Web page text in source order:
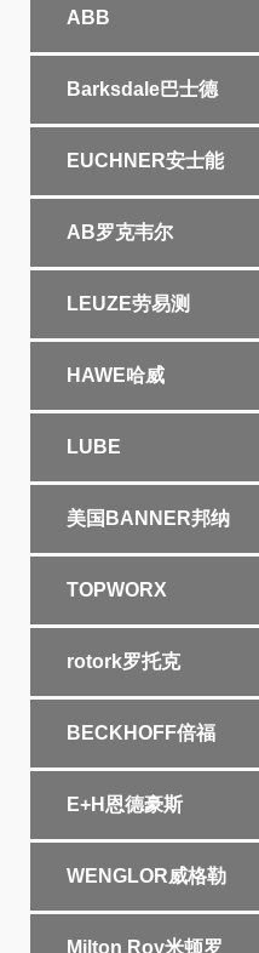
ABB
Barksdale巴士德
EUCHNER安士能
AB罗克韦尔
LEUZE劳易测
HAWE哈威
LUBE
美国BANNER邦纳
TOPWORX
rotork罗托克
BECKHOFF倍福
E+H恩德豪斯
WENGLOR威格勒
Milton Roy米顿罗